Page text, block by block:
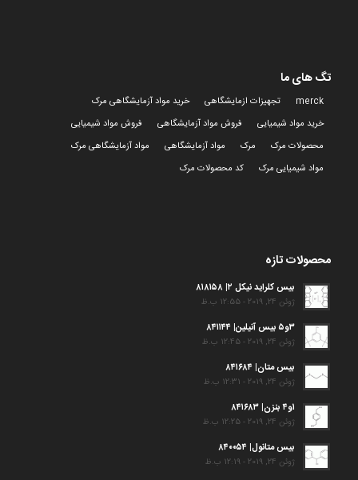
تگ های ما
merck تجهیزات ازمایشگاهی
خرید مواد آزمایشگاهی مرک
خرید مواد شیمیایی
فروش مواد آزمایشگاهی
فروش مواد شیمیایی
محصولات مرک
مرک مواد آزمایشگاهی
مواد آزمایشگاهی مرک
مواد شیمیایی مرک
کد محصولات مرک
محصولات تازه
بیس کلراید نیکل ۲| ۸۱۸۱۵۸
ژوئن 24, 2019 - 12:55 ب.ظ
۳و۵ بیس آنیلین| ۸۴۱۱۴۴
ژوئن 24, 2019 - 12:45 ب.ظ
بیس متان| ۸۴۱۶۸۴
ژوئن 24, 2019 - 12:31 ب.ظ
۱و۴ بنزن| ۸۴۱۶۸۳
ژوئن 24, 2019 - 12:25 ب.ظ
بیس متانول| ۸۴۰۰۵۴
ژوئن 24, 2019 - 12:19 ب.ظ